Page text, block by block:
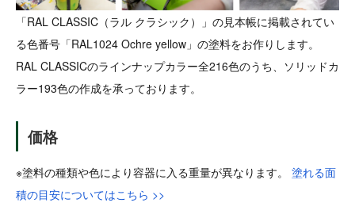
「RAL CLASSIC（ラル クラシック）」の見本帳に掲載されてい
る色番号「RAL1024 Ochre yellow」の塗料をお作りします。
RAL CLASSICのラインナップカラー全216色のうち、ソリッドカ
ラー193色の作成を承っております。
価格
※塗料の種類や色により容器に入る重量が異なります。 塗れる面
積の目安についてはこちら >>